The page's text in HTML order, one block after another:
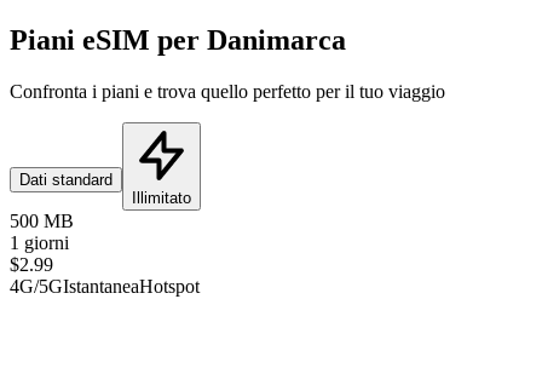
Piani eSIM per Danimarca
Confronta i piani e trova quello perfetto per il tuo viaggio
Dati standard
Illimitato
500 MB
1 giorni
$2.99
4G/5GIstantaneaHotspot